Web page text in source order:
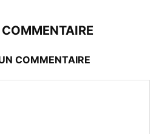
COMMENTAIRE